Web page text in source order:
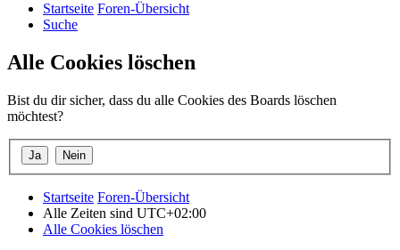
Startseite Foren-Übersicht
Suche
Alle Cookies löschen
Bist du dir sicher, dass du alle Cookies des Boards löschen
möchtest?
Startseite Foren-Übersicht
Alle Zeiten sind UTC+02:00
Alle Cookies löschen